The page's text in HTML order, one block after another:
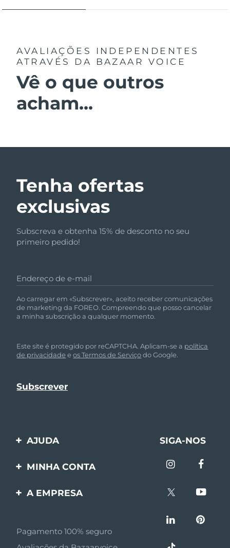
AVALIAÇÕES INDEPENDENTES
ATRAVÉS DA BAZAAR VOICE
Vê o que outros
acham...
Tenha ofertas
exclusivas
Subscreva e obtenha 15% de desconto no seu
primeiro pedido!
Endereço de e-mail
Ao carregar em «Subscrever», aceito receber comunicações
de marketing da FOREO. Compreendo que posso cancelar
a minha subscrição a qualquer momento.
Este site é protegido por reCAPTCHA. Aplicam-se a política
de privacidade eos Termos de Serviçodo Google.
AJUDA
Entre em contato
SIGA-NOS
MINHA CONTA
Registro de produto
A EMPRESA
Afiliados
Pagamento 100% seguro